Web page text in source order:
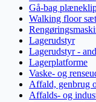
Gå-bag
Walking floor
Lagerudstyr
Lagerudstyr -
Lagerplatforme
Vaske- og
Affald, genbrug
Affalds- og